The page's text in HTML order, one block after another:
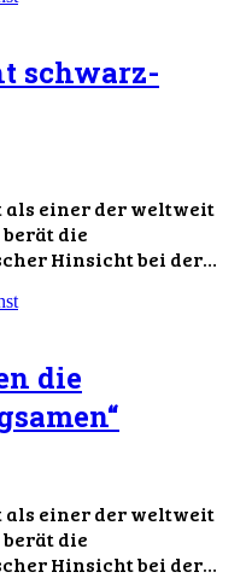
schwarz-
als einer der weltweit
die
Hinsicht bei der…
die
als einer der weltweit
die
Hinsicht bei der…